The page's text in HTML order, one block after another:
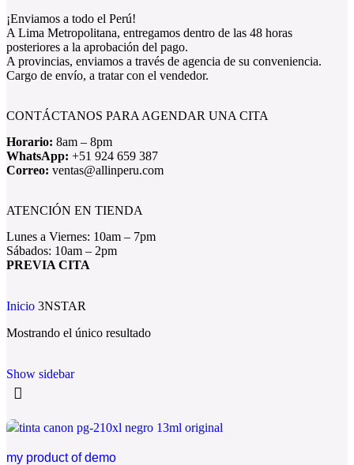
¡Enviamos a todo el Perú!
A Lima Metropolitana, entregamos dentro de las 48 horas
posteriores a la aprobación del pago.
A provincias, enviamos a través de agencia de su conveniencia.
Cargo de envío, a tratar con el vendedor.
CONTÁCTANOS PARA AGENDAR UNA CITA
Horario: 8am – 8pm
WhatsApp: +51 924 659 387
Correo: ventas@allinperu.com
ATENCIÓN EN TIENDA
Lunes a Viernes: 10am – 7pm
Sábados: 10am – 2pm
PREVIA CITA
Inicio 3NSTAR
Mostrando el único resultado
Show sidebar
my product of demo